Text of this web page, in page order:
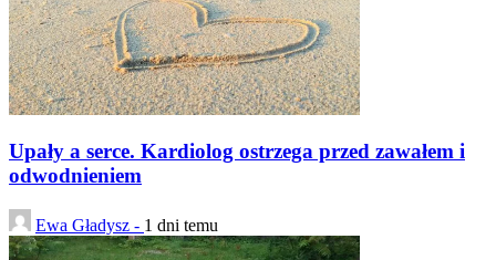
Upały a serce. Kardiolog ostrzega przed zawałem i
odwodnieniem
Ewa Gładysz - 1 dni temu